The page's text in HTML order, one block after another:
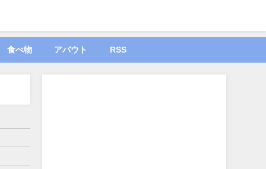
食べ物 アバウト RSS